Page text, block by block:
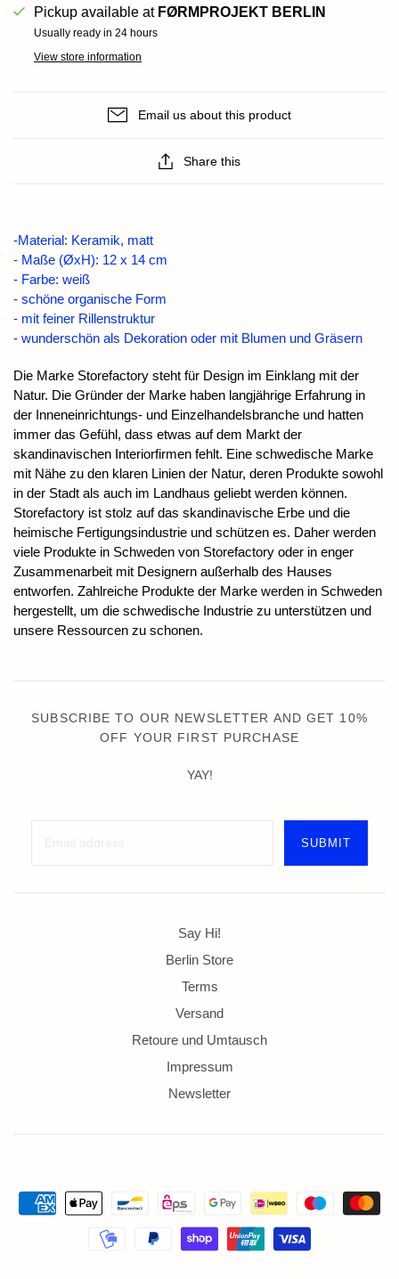
Pickup available at FØRMPROJEKT BERLIN
Usually ready in 24 hours
View store information
Email us about this product
Share this
-Material: Keramik, matt
- Maße (ØxH): 12 x 14 cm
- Farbe: weiß
- schöne organische Form
- mit feiner Rillenstruktur
- wunderschön als Dekoration oder mit Blumen und Gräsern
Die Marke Storefactory steht für Design im Einklang mit der
Natur. Die Gründer der Marke haben langjährige Erfahrung in
der Inneneinrichtungs- und Einzelhandelsbranche und hatten
immer das Gefühl, dass etwas auf dem Markt der
skandinavischen Interiorfirmen fehlt. Eine schwedische Marke
mit Nähe zu den klaren Linien der Natur, deren Produkte sowohl
in der Stadt als auch im Landhaus geliebt werden können.
Storefactory ist stolz auf das skandinavische Erbe und die
heimische Fertigungsindustrie und schützen es. Daher werden
viele Produkte in Schweden von Storefactory oder in enger
Zusammenarbeit mit Designern außerhalb des Hauses
entworfen. Zahlreiche Produkte der Marke werden in Schweden
hergestellt, um die schwedische Industrie zu unterstützen und
unsere Ressourcen zu schonen.
SUBSCRIBE TO OUR NEWSLETTER AND GET 10%
OFF YOUR FIRST PURCHASE
YAY!
Say Hi!
Berlin Store
Terms
Versand
Retoure und Umtausch
Impressum
Newsletter